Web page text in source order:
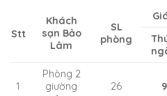
Stt
Khách
sạn Bảo
Lâm
SL
phòng
1
Phòng 2
giường
26